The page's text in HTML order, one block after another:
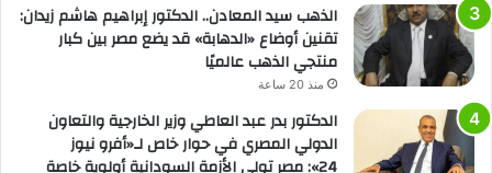
الذهب سيد المعادن.. الدكتور إبراهيم هاشم زيدان:
تقنين أوضاع «الدهابة» قد يضع مصر بين كبار
منتجي الذهب عالميًا
منذ 20 ساعة
الدكتور بدر عبد العاطي وزير الخارجية والتعاون
الدولي المصري في حوار خاص لـ«أفرو نيوز